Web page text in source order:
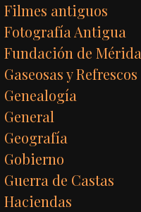
Filmes antiguos
Fotografía Antigua
Fundación de Mérida
Gaseosas y Refrescos
Genealogía
General
Geografía
Gobierno
Guerra de Castas
Haciendas